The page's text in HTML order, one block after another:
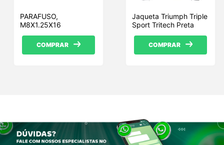
PARAFUSO,
M8X1.25X16
COMPRAR
Jaqueta Triumph Triple
Sport Tritech Preta
COMPRAR